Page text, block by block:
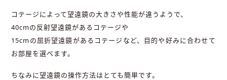
コテージによって望遠鏡の大きさや性能が違うようで、
40cmの反射望遠鏡があるコテージや
15cmの屈折望遠鏡があるコテージなど、目的や好みに合わせて
お部屋を選べます。
ちなみに望遠鏡の操作方法はとても簡単です。